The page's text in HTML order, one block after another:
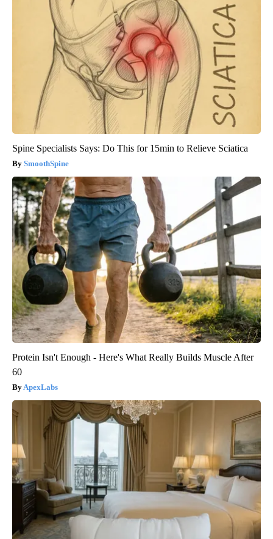
Spine Specialists Says: Do This for 15min to Relieve Sciatica
SmoothSpine
Protein Isn't Enough - Here's What Really Builds Muscle After
60
ApexLabs